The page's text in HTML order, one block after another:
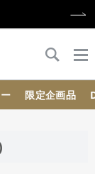
限定企画品